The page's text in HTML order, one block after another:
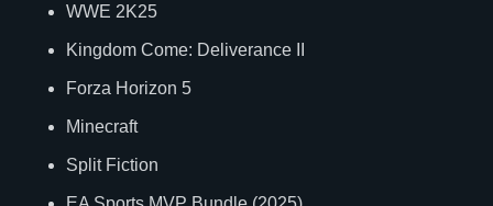
WWE 2K25
Kingdom Come: Deliverance II
Forza Horizon 5
Minecraft
Split Fiction